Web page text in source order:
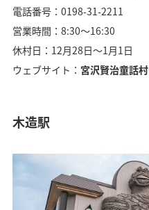
電話番号：0198-31-2211
営業時間：8:30～16:30
休村日：12月28日～1月1日
ウェブサイト： 宮沢賢治童話村
木造駅